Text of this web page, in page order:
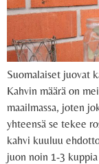
Suomalaiset juovat
Kahvin määrä on
maailmassa, joten
yhteensä se tekee
kahvi kuuluu
juon noin 1-3